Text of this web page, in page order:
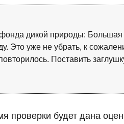
фонда дикой природы: Большая
Это уже не убрать, к
Поставить
проверки будет дана